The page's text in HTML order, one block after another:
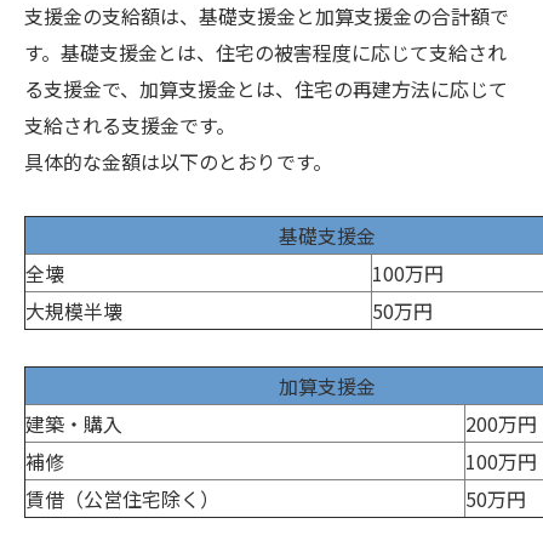
支援金の支給額は、基礎支援金と加算支援金の合計額で
す。基礎支援金とは、住宅の被害程度に応じて支給され
る支援金で、加算支援金とは、住宅の再建方法に応じて
支給される支援金です。
具体的な金額は以下のとおりです。
基礎支援金
全壊
100万円
大規模半壊
50万円
加算支援金
建築・購入
200万円
補修
100万円
賃借（公営住宅除く）
50万円